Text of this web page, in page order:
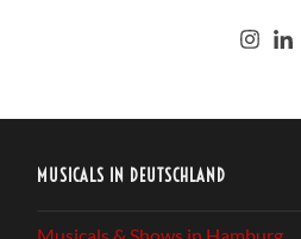
MUSICALS IN DEUTSCHLAND